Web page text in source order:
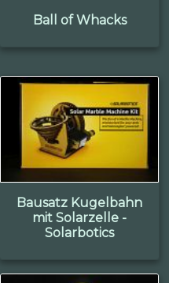
Ball of Whacks
Bausatz Kugelbahn
mit Solarzelle -
Solarbotics